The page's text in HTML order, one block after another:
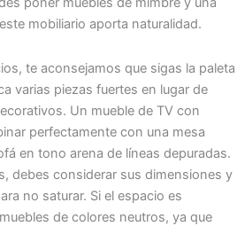
mobiliario aporta naturalidad.
te aconsejamos que sigas la paleta
varias piezas fuertes en lugar de
Un mueble de TV con
perfectamente con una mesa
en tono arena de líneas depuradas.
debes considerar sus dimensiones y
no saturar. Si el espacio es
de colores neutros, ya que